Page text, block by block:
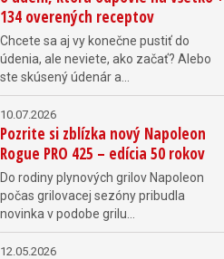
134 overených receptov
Chcete sa aj vy konečne pustiť do
údenia, ale neviete, ako začať? Alebo
ste skúsený údenár a...
10.07.2026
Pozrite si zblízka nový Napoleon
Rogue PRO 425 – edícia 50 rokov
Do rodiny plynových grilov Napoleon
počas grilovacej sezóny pribudla
novinka v podobe grilu...
12.05.2026